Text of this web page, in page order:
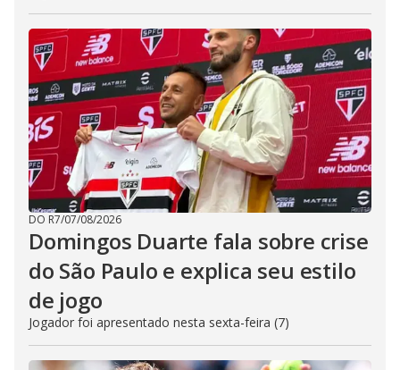
DO R7/07/08/2026
Domingos Duarte fala sobre crise
do São Paulo e explica seu estilo
de jogo
Jogador foi apresentado nesta sexta-feira (7)